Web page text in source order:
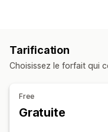
Affichage des variantes
Alertes de niveau de
Masquer les produits
Tarification
Choisissez le forfait qui
Free
Gratuite